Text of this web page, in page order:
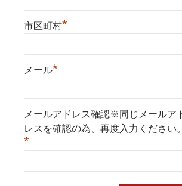
市区町村*
メール*
メールアドレス確認※同じメールア
レスを確認の為、再度入力ください。
*